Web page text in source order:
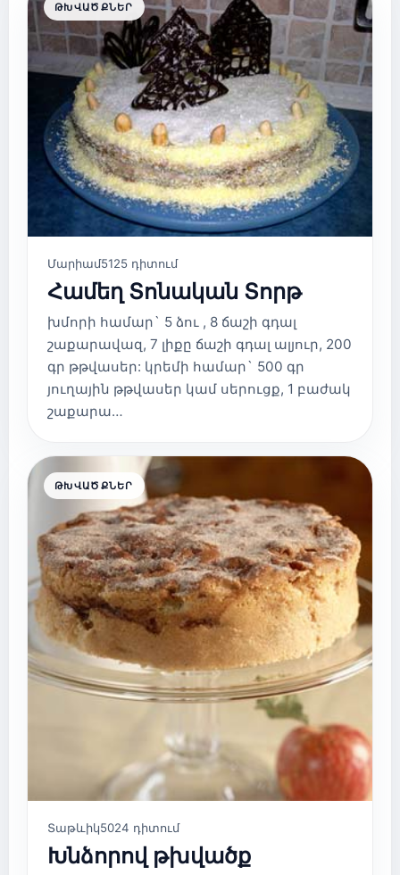
ԹԽՎԱԾՔՆԵՐ
Մարիամ5125 դիտում
Համեղ Տոնական Տորթ
խմորի համար` 5 ձու , 8 ճաշի գդալ
շաքարավազ, 7 լիքը ճաշի գդալ ալյուր, 200
գր թթվասեր: կրեմի համար` 500 գր
յուղային թթվասեր կամ սերուցք, 1 բաժակ
շաքարա…
ԹԽՎԱԾՔՆԵՐ
Տաթևիկ5024 դիտում
Խնձորով թխվածք